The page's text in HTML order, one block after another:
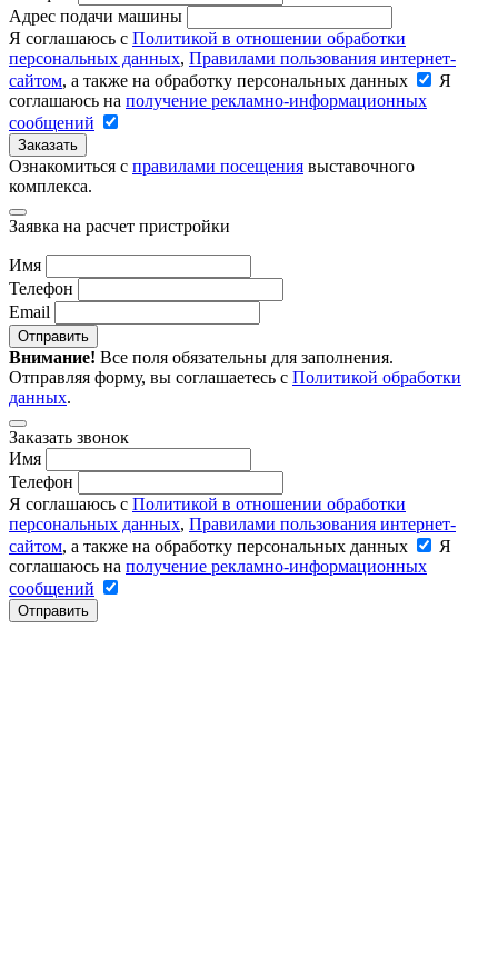
Адрес подачи машины
Я соглашаюсь с Политикой в отношении обработки
персональных данных, Правилами пользования интернет-
сайтом, а также на обработку персональных данных
Я
соглашаюсь на получение рекламно-информационных
сообщений
Заказать
Ознакомиться с правилами посещения выставочного
комплекса.
Заявка на расчет пристройки
Имя
Телефон
Email
Отправить
Внимание! Все поля обязательны для заполнения.
Отправляя форму, вы соглашаетесь с Политикой обработки
данных.
Заказать звонок
Имя
Телефон
Я соглашаюсь с Политикой в отношении обработки
персональных данных, Правилами пользования интернет-
сайтом, а также на обработку персональных данных
Я
соглашаюсь на получение рекламно-информационных
сообщений
Отправить